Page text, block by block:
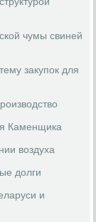
чумы свиней
закупок для
Каменщика
воздуха
долги
и